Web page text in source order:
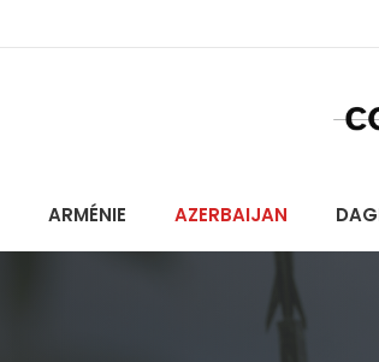
ARMÉNIE AZERBAIJAN